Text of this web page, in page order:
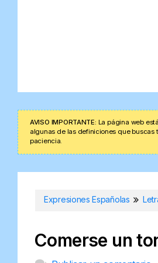
AVISO IMPORTANTE: La página web
algunas de las definiciones que buscas
paciencia.
Expresiones Españolas
Comerse un